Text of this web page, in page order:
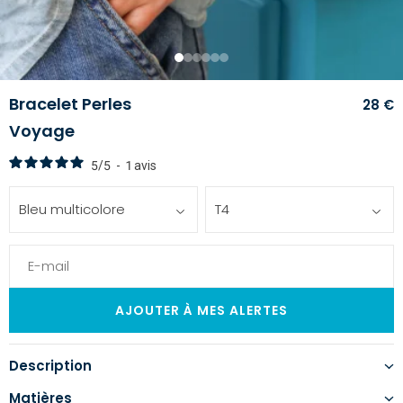
1 23456
Bracelet Perles
Voyage
28 €
5/5 - 1 avis
Bleu multicolore T4
Description
Matières